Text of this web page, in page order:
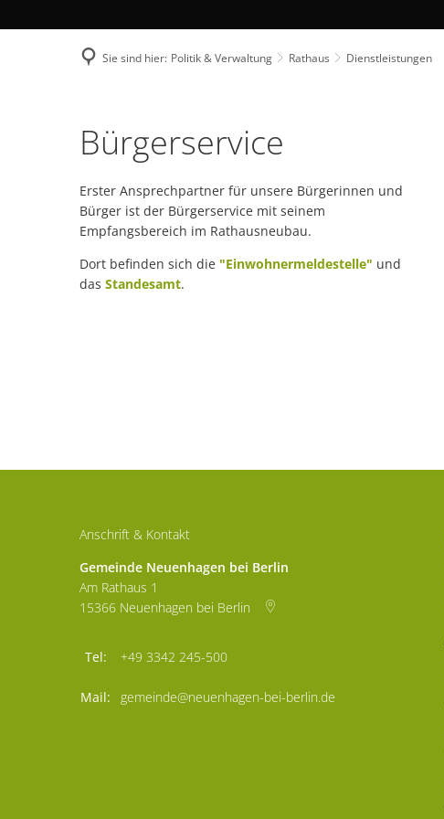
Sie sind hier: Politik & Verwaltung Rathaus Dienstleistungen
Dienstleistungen
Bürgerservice
Erster Ansprechpartner für unsere Bürgerinnen und
Bürger ist der Bürgerservice mit seinem
Empfangsbereich im Rathausneubau.
Dort befinden sich die "Einwohnermeldestelle" und
das Standesamt.
Anschrift & Kontakt
Gemeinde Neuenhagen bei Berlin
Am Rathaus 1
15366 Neuenhagen bei Berlin
+49 3342 245-500
gemeinde@neuenhagen-bei-berlin.de